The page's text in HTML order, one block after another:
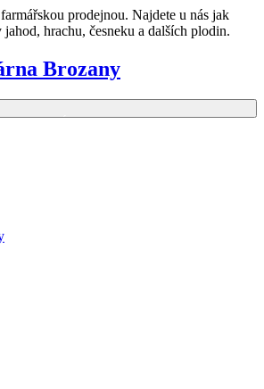
prodejnou. Najdete u nás jak
hrachu, česneku a dalších plodin.
Brozany